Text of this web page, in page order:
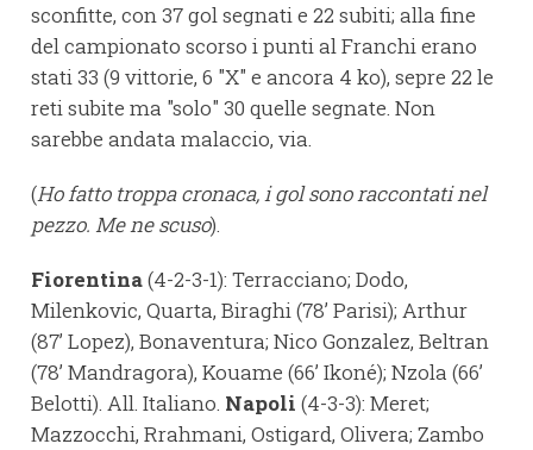
sconfitte, con 37 gol segnati e 22 subiti; alla fine
del campionato scorso i punti al Franchi erano
stati 33 (9 vittorie, 6 "X" e ancora 4 ko), sepre 22 le
reti subite ma "solo" 30 quelle segnate. Non
sarebbe andata malaccio, via.
(Ho fatto troppa cronaca, i gol sono raccontati nel
pezzo. Me ne scuso).
Fiorentina(4-2-3-1): Terracciano; Dodo,
Milenkovic, Quarta, Biraghi (78’ Parisi); Arthur
(87’ Lopez), Bonaventura; Nico Gonzalez, Beltran
(78’ Mandragora), Kouame (66’ Ikoné); Nzola (66’
Belotti). All. Italiano. Napoli (4-3-3): Meret;
Mazzocchi, Rrahmani, Ostigard, Olivera; Zambo